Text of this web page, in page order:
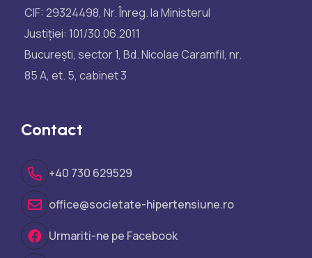
CIF: 29324498, Nr. Înreg. la Ministerul
Justiției: 101/30.06.2011
București, sector 1, Bd. Nicolae Caramfil, nr.
85 A, et. 5, cabinet 3
Contact
+40 730 629529
office@societate-hipertensiune.ro
Urmariti-ne pe Facebook